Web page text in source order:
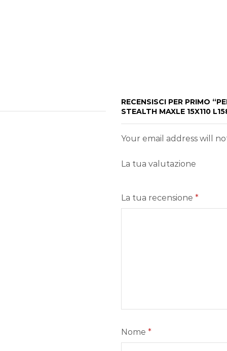
RECENSISCI PER PRIMO
STEALTH MAXLE 15X110
Your email address will
La tua valutazione
La tua recensione *
Nome *